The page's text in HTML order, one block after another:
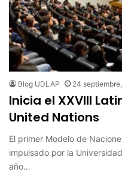
Blog UDLAP 24
Inicia el XXVIII
United Nations
El primer Modelo de
impulsado por la
año…